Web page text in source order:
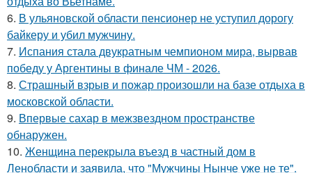
6. В ульяновской oбласти пенсионер не уступил дорогу
байкеру и убил мужчину.
7. Испания стала двукратным чемпионом мира, вырвав
победу у Аргентины в финале ЧМ - 2026.
8. Страшный взрыв и пожар произошли на базе отдыха в
московской области.
9. Впервые сахар в межзвездном пространстве
обнаружен.
10. Женщина перекрыла въезд в частный дом в
Ленобласти и заявила, что "Мужчины Нынче уже не те".